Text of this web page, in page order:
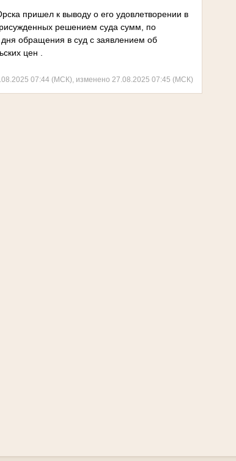
пришел к выводу о его удовлетворении в
решением суда сумм, по
обращения в суд с заявлением об
цен .
07:44 (МСК), изменено 27.08.2025 07:45 (МСК)